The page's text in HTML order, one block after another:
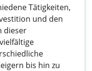
Tätigkeiten,
und den
dieser
bis hin zu